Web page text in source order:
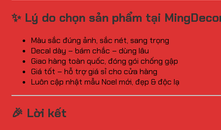
✨ Lý do chọn sản phẩm tại
Màu sắc đúng ảnh, sắc nét, sang trọng
Decal dày – bám chắc – dùng lâu
Giao hàng toàn quốc, đóng gói chống gập
Giá tốt – hỗ trợ giá sỉ cho cửa hàng
Luôn cập nhật mẫu Noel mới, đẹp & độc lạ
🎉 Lời kết